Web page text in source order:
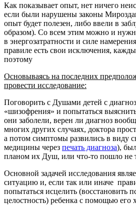
Как показывает опыт, нет ничего
если были нарушены законы
опыт будет полезен, либо ввели в
образом). Со всем этим можно и
в энергозатратности и силе
правиле есть свои исключения,
поэтому
Основываясь на последних
провести исследование:
Поговорить с Душами детей с
«шизофрения» и попытаться
они заболели, верен ли диагноз
многих других случаях, доктора
а потом симптомы развились в виду
медицины через печать диагноза),
планом их Душ, или что-то пошло не
Основной задачей исследования
ситуацию и, если так или иначе
попытаться исцелить (восстановить
целостность) ребенка с помощью его